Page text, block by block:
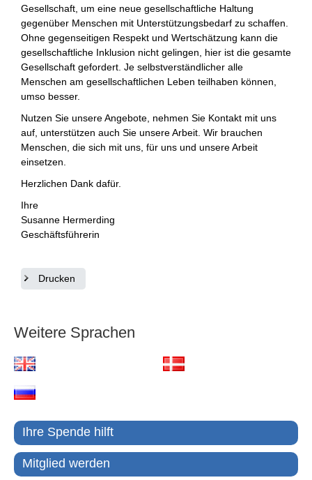
Gesellschaft, um eine neue gesellschaftliche Haltung
gegenüber Menschen mit Unterstützungsbedarf zu schaffen.
Ohne gegenseitigen Respekt und Wertschätzung kann die
gesellschaftliche Inklusion nicht gelingen, hier ist die gesamte
Gesellschaft gefordert. Je selbstverständlicher alle
Menschen am gesellschaftlichen Leben teilhaben können,
umso besser.
Nutzen Sie unsere Angebote, nehmen Sie Kontakt mit uns
auf, unterstützen auch Sie unsere Arbeit. Wir brauchen
Menschen, die sich mit uns, für uns und unsere Arbeit
einsetzen.
Herzlichen Dank dafür.
Ihre
Susanne Hermerding
Geschäftsführerin
Drucken
Weitere Sprachen
Ihre Spende hilft
Mitglied werden